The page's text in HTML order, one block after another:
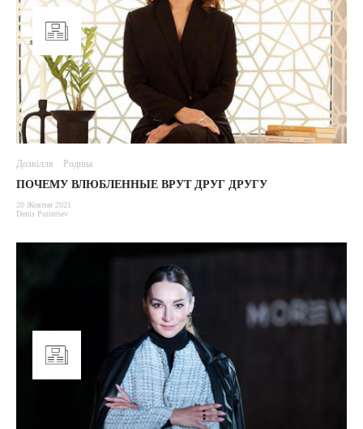
Дозвілля Родина
ПОЧЕМУ ВЛЮБЛЕННЫЕ ВРУТ ДРУГ ДРУГУ
20 Жовтня 2021
Denis Putintsev